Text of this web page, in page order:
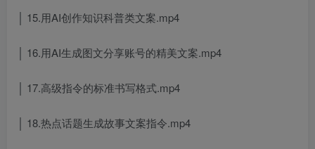
│ 15.用AI创作知识科普类文案.mp4
│ 16.用AI生成图文分享账号的精美文案.mp4
│ 17.高级指令的标准书写格式.mp4
│ 18.热点话题生成故事文案指令.mp4